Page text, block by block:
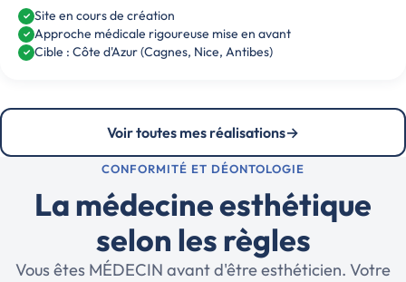
✓ Site en cours de création
✓ Approche médicale rigoureuse mise en avant
✓ Cible : Côte d'Azur (Cagnes, Nice, Antibes)
Voir toutes mes réalisations→
CONFORMITÉ ET DÉONTOLOGIE
La médecine esthétique
selon les règles
Vous êtes MÉDECIN avant d'être esthéticien. Votre